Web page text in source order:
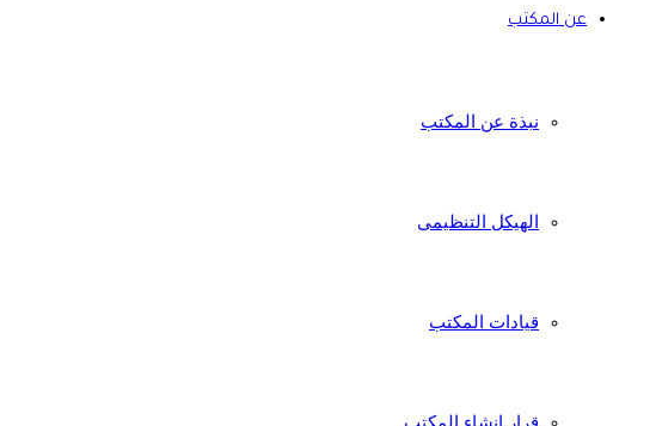
عن المكتب
نبذة عن المكتب
الهيكل التنظيمى
قيادات المكتب